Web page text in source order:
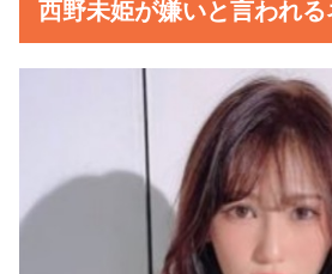
西野未姫が嫌いと言われ